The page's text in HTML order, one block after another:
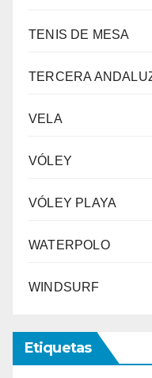
TENIS DE MESA
TERCERA
VELA
VÓLEY
VÓLEY PLAYA
WATERPOLO
WINDSURF
Etiquetas